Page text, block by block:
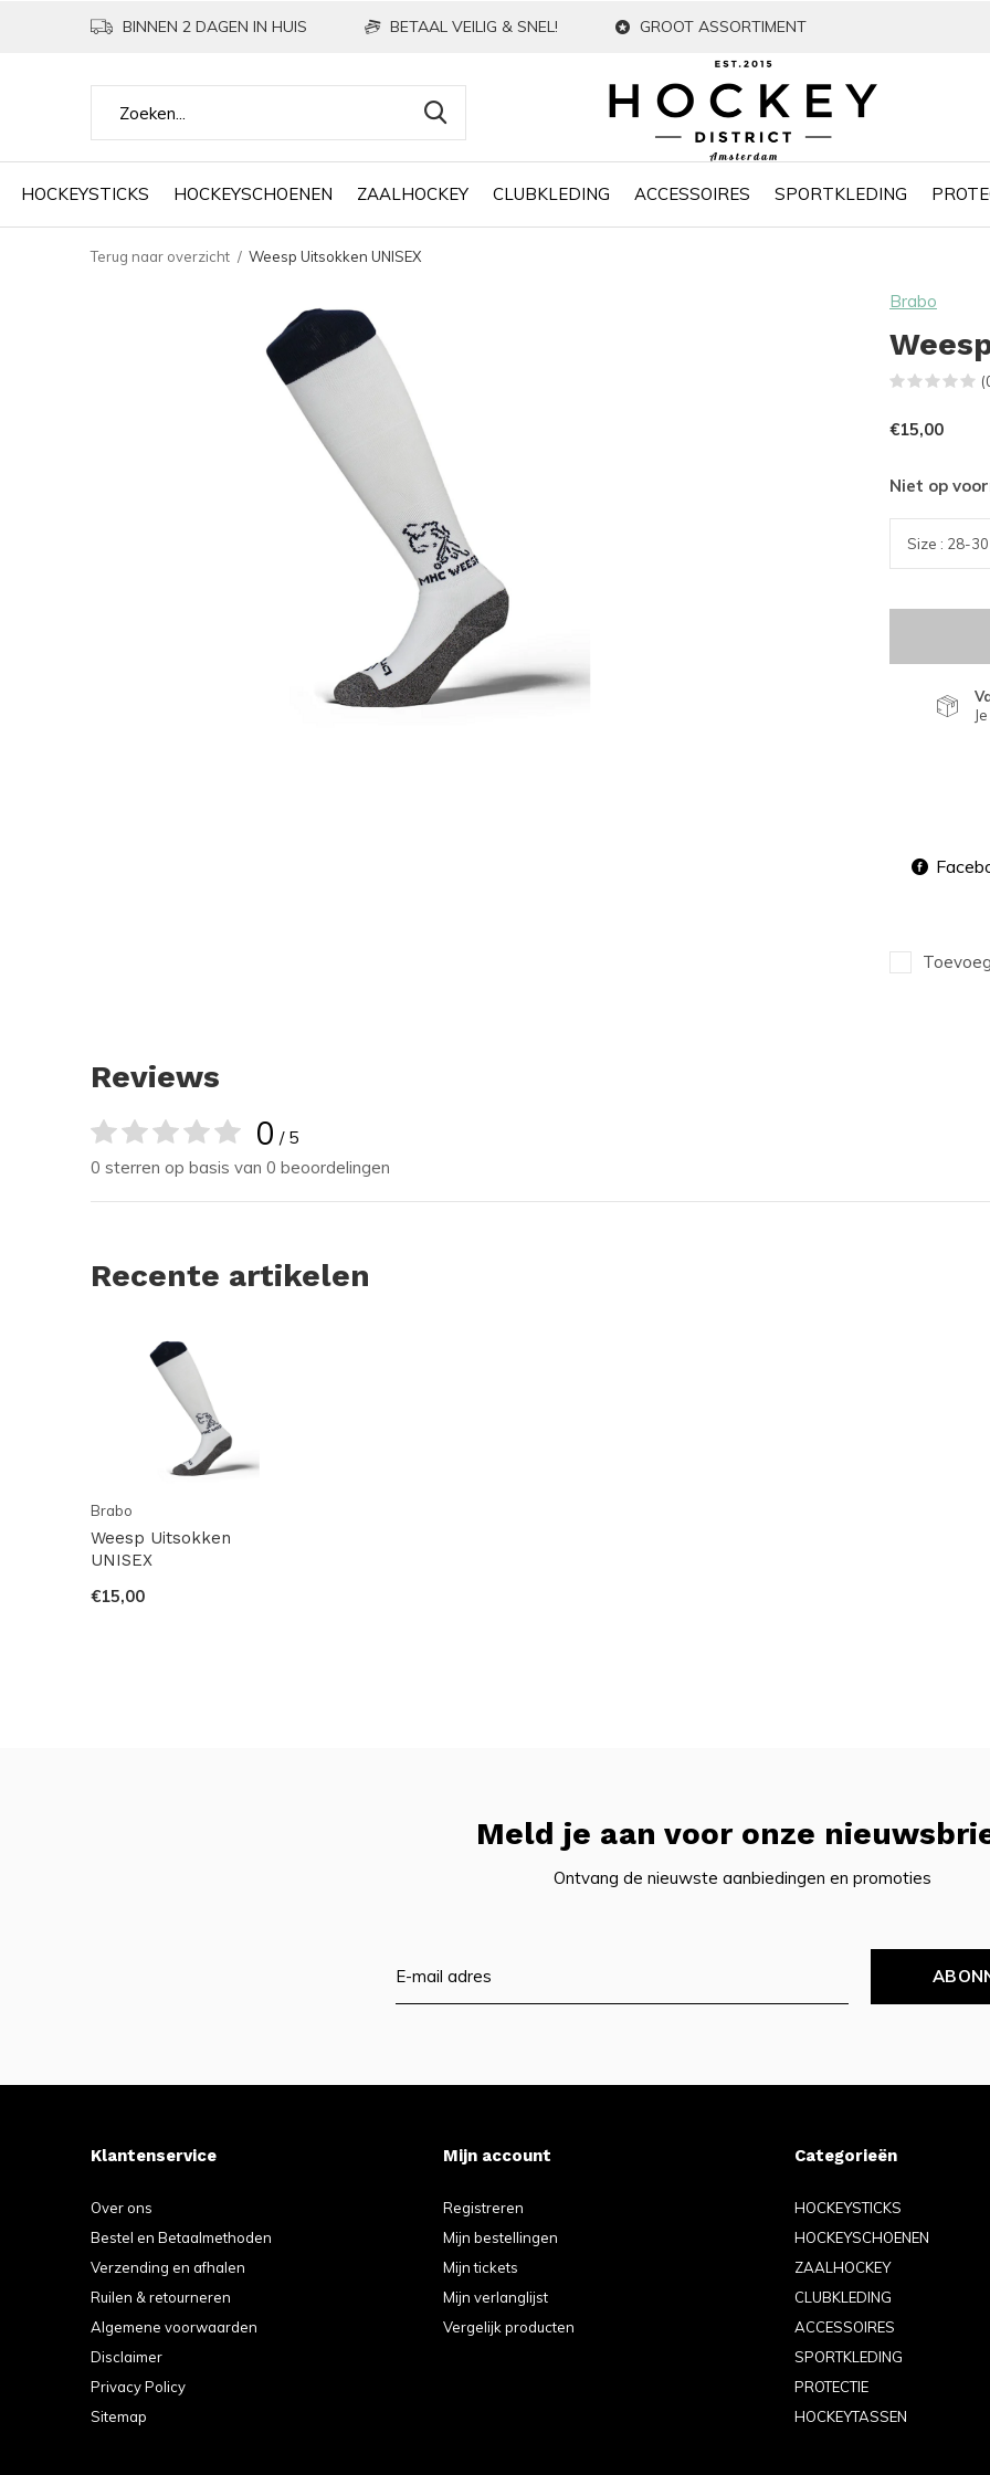
HOCKEYSTICKS HOCKEYSCHOENEN ZAALHOCKEY CLUBKLEDING ACCESSOIRES SPORTKLEDING
BINNEN 2 DAGEN IN HUIS BETAAL VEILIG & SNEL! GROOT ASSORTIMENT
Terug naar overzicht Weesp Uitsokken UNISEX
Brabo
€15,00
Niet op
Reviews
0 / 5
0 sterren op basis van 0 beoordelingen
Recente artikelen
Brabo
Weesp Uitsokken
UNISEX
€15,00
Meld je aan voor onze
Ontvang de nieuwste aanbiedingen en promoties
Klantenservice
Over ons
Bestel en Betaalmethoden
Verzending en afhalen
Ruilen & retourneren
Algemene voorwaarden
Disclaimer
Privacy Policy
Sitemap
Mijn account
Registreren
Mijn bestellingen
Mijn tickets
Mijn verlanglijst
Vergelijk producten
Categorieën
HOCKEYSTICKS
HOCKEYSCHOENEN
ZAALHOCKEY
CLUBKLEDING
ACCESSOIRES
SPORTKLEDING
PROTECTIE
HOCKEYTASSEN